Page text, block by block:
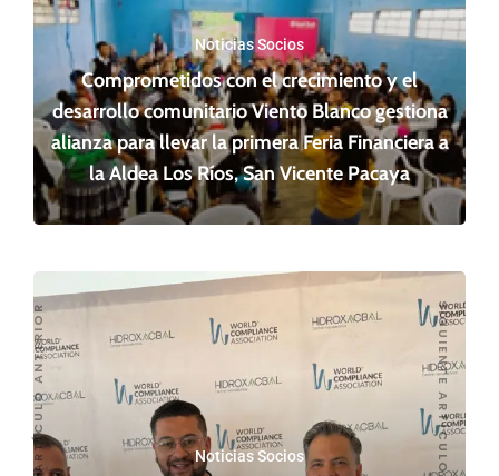
Noticias Socios
Comprometidos con el crecimiento y el
desarrollo comunitario Viento Blanco gestiona
alianza para llevar la primera Feria Financiera a
la Aldea Los Ríos, San Vicente Pacaya
Noticias Socios
ARTÍCULO ANTERIOR SIGUIENTE ARTÍCULO